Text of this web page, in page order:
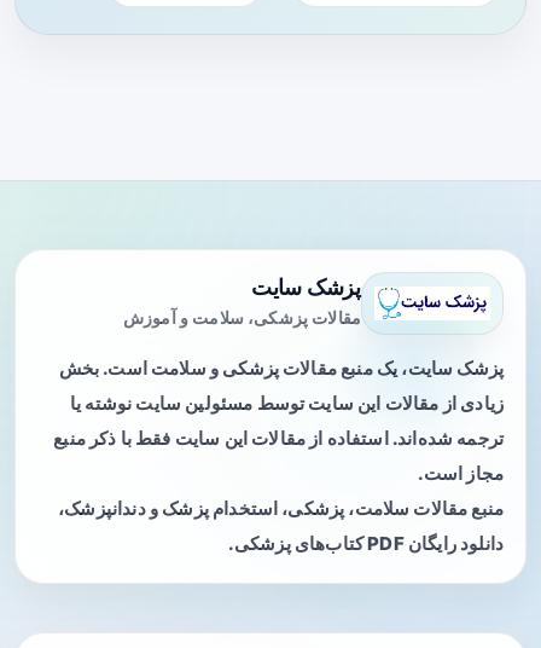
پزشک سایت
مقالات پزشکی، سلامت و آموزش
پزشک سایت، یک منبع مقالات پزشکی و سلامت است. بخش
زیادی از مقالات این سایت توسط مسئولین سایت نوشته یا
ترجمه شده‌اند. استفاده از مقالات این سایت فقط با ذکر منبع
مجاز است.
منبع مقالات سلامت، پزشکی، استخدام پزشک و دندانپزشک،
دانلود رایگان PDF کتاب‌های پزشکی.